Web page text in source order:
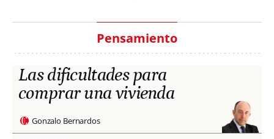
Pensamiento
Las dificultades para
comprar una vivienda
Gonzalo Bernardos